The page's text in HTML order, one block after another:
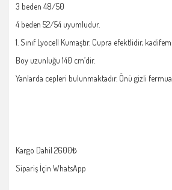
3 beden 48/50
4 beden 52/54 uyumludur.
1. Sınıf Lyocell Kumaştır. Cupra efektlidir,
Boy uzunluğu 140 cm’dir.
Yanlarda cepleri bulunmaktadır. Önü gizli
Kargo Dahil 2600₺
Sipariş İçin WhatsApp